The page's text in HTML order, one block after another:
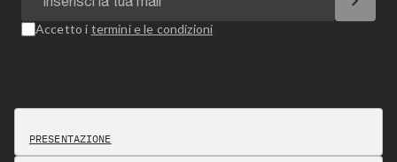
Accetto i termini e le condizioni
PRESENTAZIONE